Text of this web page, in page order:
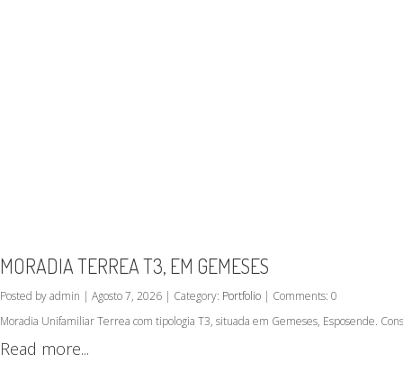
MORADIA TERREA T3, EM GEMESES
Posted by admin | Agosto 7, 2026 | Category: Portfolio | Comments: 0
Moradia Unifamiliar Terrea com tipologia T3, situada em Gemeses, Esposende.
Read more...